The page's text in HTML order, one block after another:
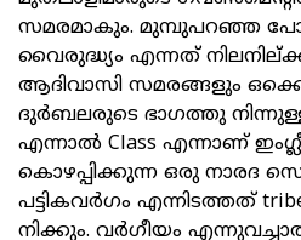
സമരമാകും. മുമ്പുപറഞ്ഞ
വൈരുദ്ധ്യം എന്നത്
ആദിവാസി സമരങ്ങളും
ദുര്‍ബലരുടെ ഭാഗത്തു
എന്നാല്‍ Class എന്നാണ്
കൊഴപ്പിക്കുന്ന ഒരു നാരദ
പട്ടികവര്‍ഗം എന്നിടത്തത്
നിക്കും. വര്‍ഗീയം